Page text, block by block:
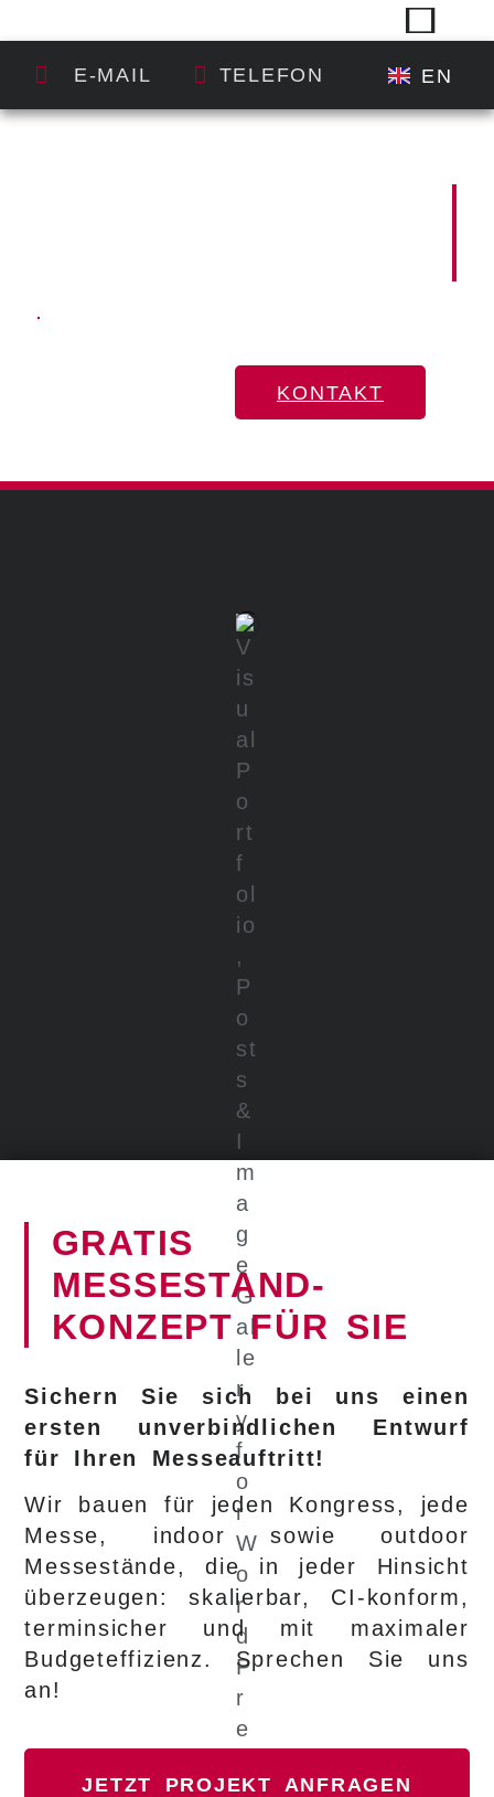
E-MAIL TELEFON EN
KONTAKT
GRATIS
MESSESTAND-
KONZEPT FÜR SIE
Sichern Sie sich bei uns einen
ersten unverbindlichen Entwurf
für Ihren Messeauftritt!
Wir bauen für jeden Kongress, jede
Messe, indoor sowie outdoor
Messestände, die in jeder Hinsicht
überzeugen: skalierbar, CI-konform,
terminsicher und mit maximaler
Budgeteffizienz. Sprechen Sie uns
an!
JETZT PROJEKT ANFRAGEN